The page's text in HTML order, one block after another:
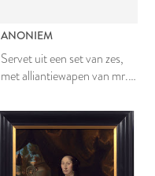
ANONIEM
Servet uit een set van zes,
met alliantiewapen van mr.
Johanna van Teylingen